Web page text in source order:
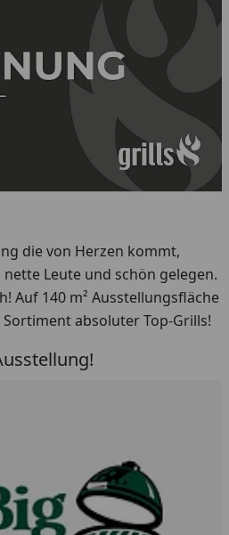
die von Herzen kommt,
Leute und schön gelegen.
Auf 140 m² Ausstellungsfläche
absoluter Top-Grills!